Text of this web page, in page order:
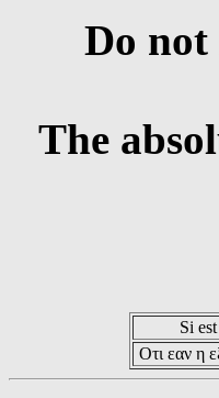
Do not
The
Si
Οτι εαν η